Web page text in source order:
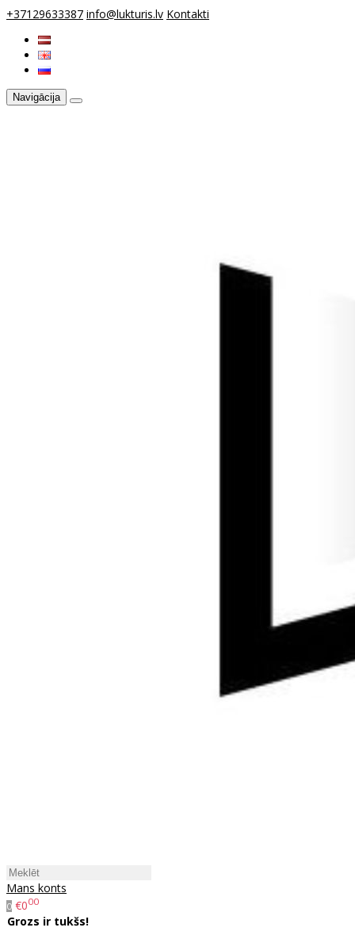
+37129633387 info@lukturis.lv Kontakti
Navigācija
Mans konts
0 €000
Grozs ir tukšs!